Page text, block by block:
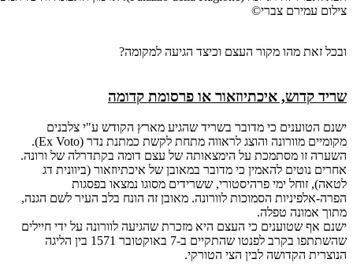
צילום עמירם צברי©
ובכל זאת מהו מקור העצם וכיצד הגיעה למקומה?
שריד קדוש, איכתיוזאור או פרסומת קדומה
ישנם הטוענים כי מדובר בשריד שהגיע מארץ הקודש ע"י צלבנים
מקומיים מוורונה והוצג לראווה מתחת לקשת כמתנת נדר (Ex Voto).
השערה זו מסתמכת על הימצאותה של עצם דומה בקתדרלה של ורונה.
אחרים נוטים להאמין כי מדובר במאובן של איכתיוזאור (ביוונית דג
לטאה), זוחל ימי פרהיסטורי, ששרידים מסוגו נמצאו בפסגות
הפרה-אלפיניות הסמוכות לוורונה. מאובן זה הונח בלב העיר לשם הגנה,
מתוך אמונה טפלה.
ישנם אף שטוענים כי העצם היא מזכרת שהגיעה לוורונה על ידי חיילים
שהשתתפו בקרב לפנטו שהתקיים ב-7 באוקטובר 1571 בין הליגה
הנוצרית הקדושה לבין הצי הטורקי.